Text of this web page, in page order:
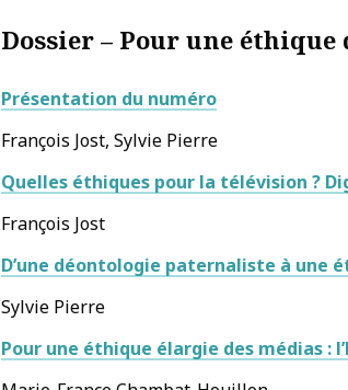
Dossier – Pour une éthique
Présentation du numéro
François Jost, Sylvie Pierre
Quelles éthiques pour la télévision ?
François Jost
D’une déontologie paternaliste à une
Sylvie Pierre
Pour une éthique élargie des médias :